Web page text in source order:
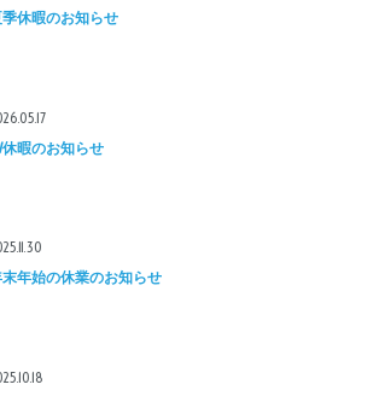
休暇のお知らせ
休暇のお知らせ
年始の休業のお知らせ